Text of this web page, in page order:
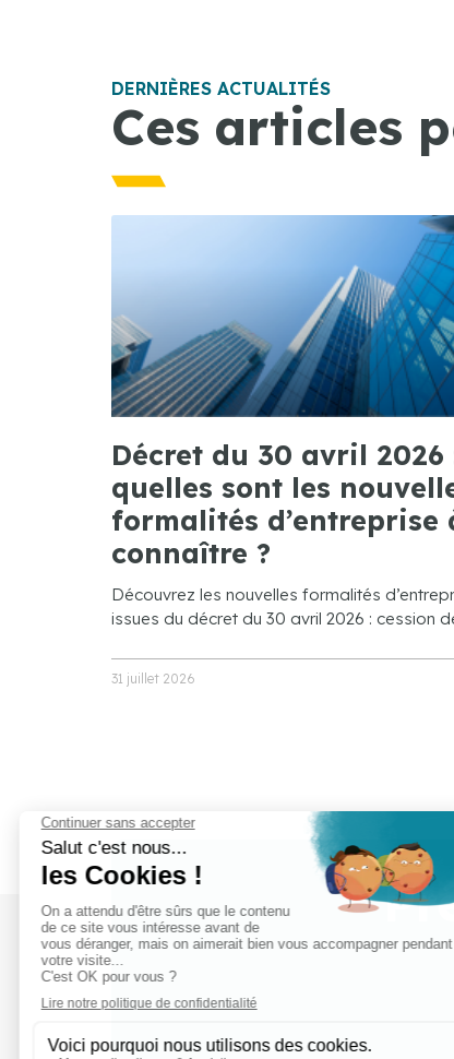
DERNIÈRES ACTUALITÉS
Ces articles
Décret du 30 avril 2026
quelles sont les
formalités d’entreprise
connaître ?
Découvrez les nouvelles formalités
issues du décret du 30 avril 2026 : cession
31 juillet 2026